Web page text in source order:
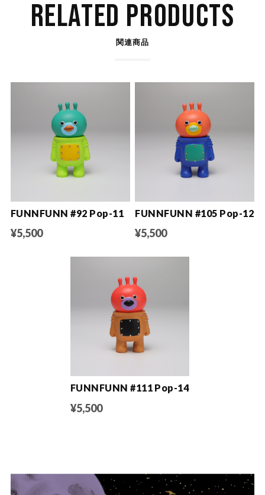
RELATED PRODUCTS
関連商品
FUNNFUNN #92 Pop-11
¥5,500
FUNNFUNN #105 Pop-12
¥5,500
FUNNFUNN #111 Pop-14
¥5,500